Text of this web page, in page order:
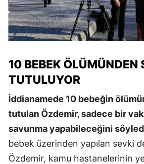
10 BEBEK ÖLÜMÜNDEN
TUTULUYOR
İddianamede 10 bebeğin
tutulan Özdemir, sadece bir
savunma yapabileceğini
bebek üzerinden yapılan sevki
Özdemir, kamu hastanelerinin